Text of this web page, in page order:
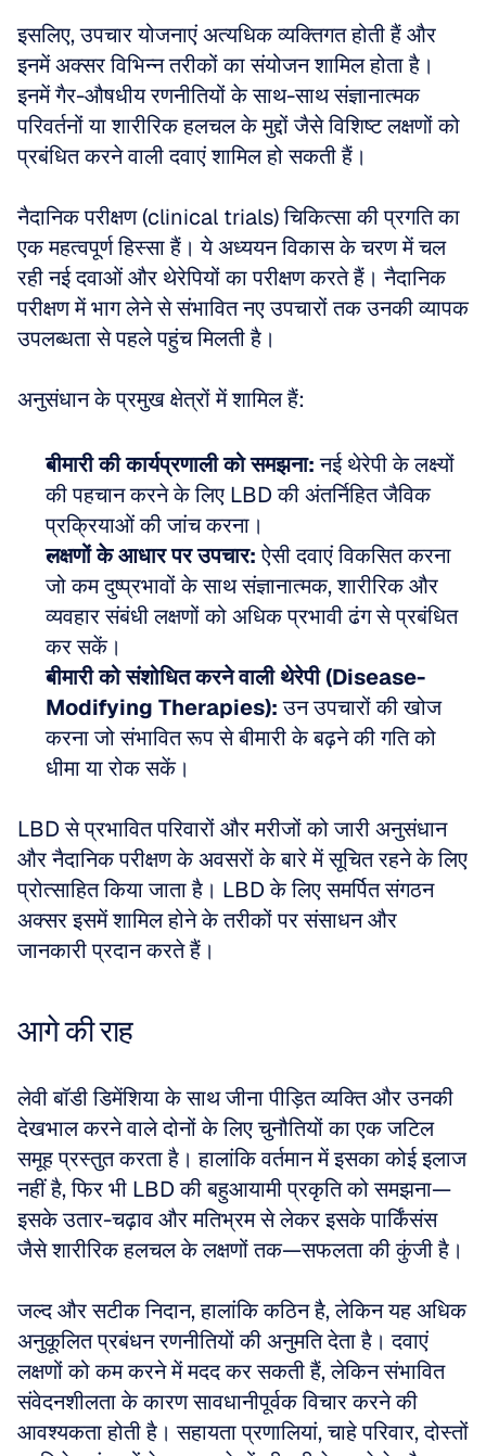
इसलिए, उपचार योजनाएं अत्यधिक व्यक्तिगत होती हैं और
इनमें अक्सर विभिन्न तरीकों का संयोजन शामिल होता है।
इनमें गैर-औषधीय रणनीतियों के साथ-साथ संज्ञानात्मक
परिवर्तनों या शारीरिक हलचल के मुद्दों जैसे विशिष्ट लक्षणों को
प्रबंधित करने वाली दवाएं शामिल हो सकती हैं।
नैदानिक परीक्षण (clinical trials) चिकित्सा की प्रगति का
एक महत्वपूर्ण हिस्सा हैं। ये अध्ययन विकास के चरण में चल
रही नई दवाओं और थेरेपियों का परीक्षण करते हैं। नैदानिक
परीक्षण में भाग लेने से संभावित नए उपचारों तक उनकी व्यापक
उपलब्धता से पहले पहुंच मिलती है।
अनुसंधान के प्रमुख क्षेत्रों में शामिल हैं:
बीमारी की कार्यप्रणाली को समझना: नई थेरेपी के लक्ष्यों
की पहचान करने के लिए LBD की अंतर्निहित जैविक
प्रक्रियाओं की जांच करना।
लक्षणों के आधार पर उपचार: ऐसी दवाएं विकसित करना
जो कम दुष्प्रभावों के साथ संज्ञानात्मक, शारीरिक और
व्यवहार संबंधी लक्षणों को अधिक प्रभावी ढंग से प्रबंधित
कर सकें।
बीमारी को संशोधित करने वाली थेरेपी (Disease-
Modifying Therapies): उन उपचारों की खोज
करना जो संभावित रूप से बीमारी के बढ़ने की गति को
धीमा या रोक सकें।
LBD से प्रभावित परिवारों और मरीजों को जारी अनुसंधान
और नैदानिक परीक्षण के अवसरों के बारे में सूचित रहने के लिए
प्रोत्साहित किया जाता है। LBD के लिए समर्पित संगठन
अक्सर इसमें शामिल होने के तरीकों पर संसाधन और
जानकारी प्रदान करते हैं।
आगे की राह
लेवी बॉडी डिमेंशिया के साथ जीना पीड़ित व्यक्ति और उनकी
देखभाल करने वाले दोनों के लिए चुनौतियों का एक जटिल
समूह प्रस्तुत करता है। हालांकि वर्तमान में इसका कोई इलाज
नहीं है, फिर भी LBD की बहुआयामी प्रकृति को समझना—
इसके उतार-चढ़ाव और मतिभ्रम से लेकर इसके पार्किंसंस
जैसे शारीरिक हलचल के लक्षणों तक—सफलता की कुंजी है।
जल्द और सटीक निदान, हालांकि कठिन है, लेकिन यह अधिक
अनुकूलित प्रबंधन रणनीतियों की अनुमति देता है। दवाएं
लक्षणों को कम करने में मदद कर सकती हैं, लेकिन संभावित
संवेदनशीलता के कारण सावधानीपूर्वक विचार करने की
आवश्यकता होती है। सहायता प्रणालियां, चाहे परिवार, दोस्तों